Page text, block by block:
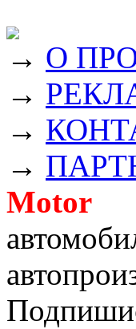
→ О
→
→
→
Motor